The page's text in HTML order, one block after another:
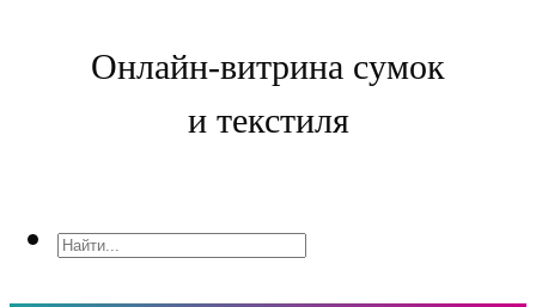
Онлайн-витрина сумок
и текстиля